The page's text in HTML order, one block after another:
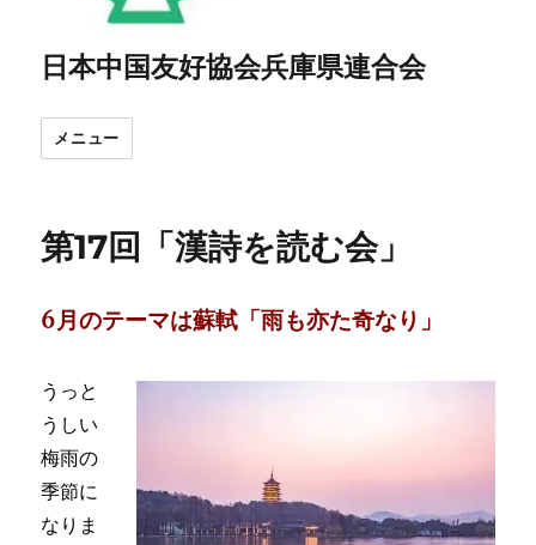
日本中国友好協会兵庫県連合会
メニュー
第17回「漢詩を読む会」
6月のテーマは蘇軾「雨も亦た奇なり」
うっと
うしい
梅雨の
季節に
なりま